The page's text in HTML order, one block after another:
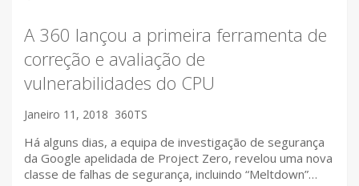
A 360 lançou a primeira ferramenta de
correção e avaliação de
vulnerabilidades do CPU
Janeiro 11, 2018 360TS
Há alguns dias, a equipa de investigação de segurança
da Google apelidada de Project Zero, revelou uma nova
classe de falhas de segurança, incluindo “Meltdown”…